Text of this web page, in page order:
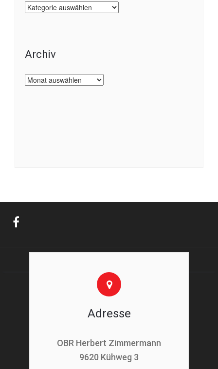
Kategorien
Archiv
Archiv
Adresse
OBR Herbert Zimmermann
9620 Kühweg 3